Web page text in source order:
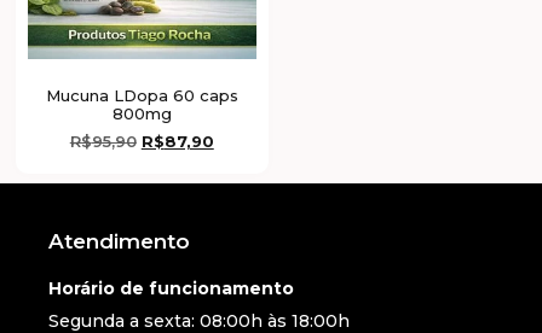
Mucuna LDopa 60 caps
800mg
R$95,90 R$87,90
Atendimento
Horário de funcionamento
Segunda a sexta: 08:00h às 18:00h